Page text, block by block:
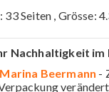
33 Seiten , Grösse:
Nachhaltigkeit
Beermann -